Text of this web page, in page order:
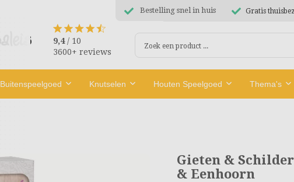
Bestelling snel in huis Gratis
9,4/ 10
3600+ reviews
Buitenspeelgoed Knutselen Houten Speelgoed Thema's
Gieten &
& Eenhoorn